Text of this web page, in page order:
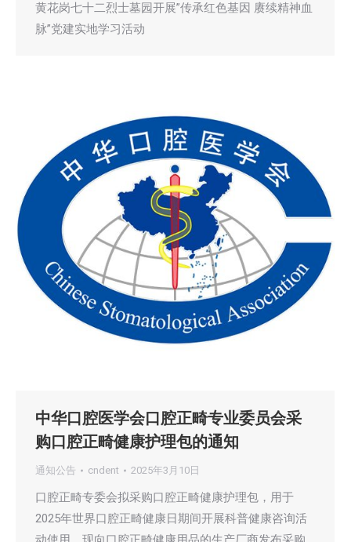
黄花岗七十二烈士墓园开展”传承红色基因 赓续精神血
脉”党建实地学习活动
中华口腔医学会口腔正畸专业委员会采
购口腔正畸健康护理包的通知
通知公告 cndent 2025年3月10日
口腔正畸专委会拟采购口腔正畸健康护理包，用于
2025年世界口腔正畸健康日期间开展科普健康咨询活